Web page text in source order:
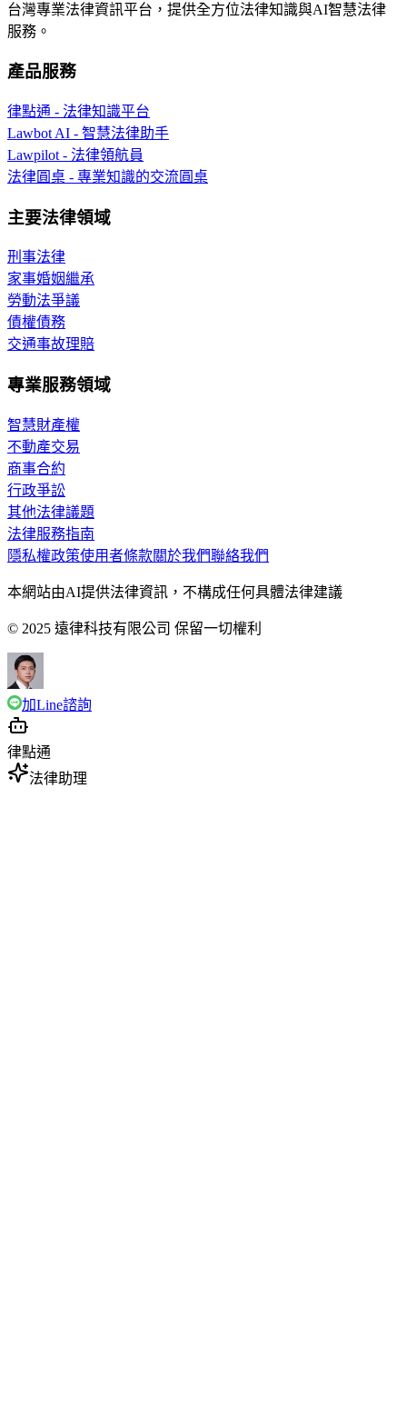
台灣專業法律資訊平台，提供全方位法律知識與AI智慧法律
服務。
產品服務
律點通 - 法律知識平台
Lawbot AI - 智慧法律助手
Lawpilot - 法律領航員
法律圓桌 - 專業知識的交流圓桌
主要法律領域
刑事法律
家事婚姻繼承
勞動法爭議
債權債務
交通事故理賠
專業服務領域
智慧財產權
不動產交易
商事合約
行政爭訟
其他法律議題
法律服務指南
隱私權政策使用者條款關於我們聯絡我們
本網站由AI提供法律資訊，不構成任何具體法律建議
© 2025 遠律科技有限公司 保留一切權利
加Line諮詢
律點通
法律助理